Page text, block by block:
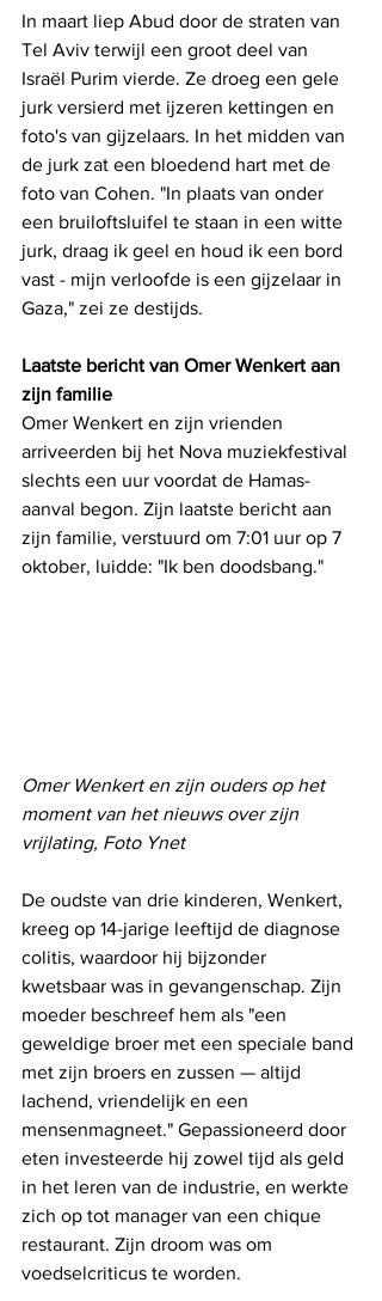
In maart liep Abud door de straten van
Tel Aviv terwijl een groot deel van
Israël Purim vierde. Ze droeg een gele
jurk versierd met ijzeren kettingen en
foto's van gijzelaars. In het midden van
de jurk zat een bloedend hart met de
foto van Cohen. "In plaats van onder
een bruiloftsluifel te staan ​​in een witte
jurk, draag ik geel en houd ik een bord
vast - mijn verloofde is een gijzelaar in
Gaza," zei ze destijds.
Laatste bericht van Omer Wenkert aan
zijn familie
Omer Wenkert en zijn vrienden
arriveerden bij het Nova muziekfestival
slechts een uur voordat de Hamas-
aanval begon. Zijn laatste bericht aan
zijn familie, verstuurd om 7:01 uur op 7
oktober, luidde: "Ik ben doodsbang."
Omer Wenkert en zijn ouders op het
moment van het nieuws over zijn
vrijlating, Foto Ynet
De oudste van drie kinderen, Wenkert,
kreeg op 14-jarige leeftijd de diagnose
colitis, waardoor hij bijzonder
kwetsbaar was in gevangenschap. Zijn
moeder beschreef hem als "een
geweldige broer met een speciale band
met zijn broers en zussen — altijd
lachend, vriendelijk en een
mensenmagneet." Gepassioneerd door
eten investeerde hij zowel tijd als geld
in het leren van de industrie, en werkte
zich op tot manager van een chique
restaurant. Zijn droom was om
voedselcriticus te worden.